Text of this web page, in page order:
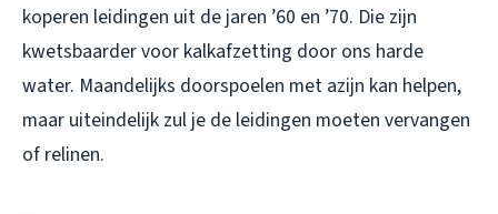
koperen leidingen uit de jaren ’60 en ’70. Die zijn
kwetsbaarder voor kalkafzetting door ons harde
water. Maandelijks doorspoelen met azijn kan helpen,
maar uiteindelijk zul je de leidingen moeten vervangen
of relinen.